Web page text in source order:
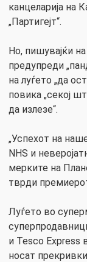
канцеларија на
„Партигејт“.
Но, пишувајќи
предупреди
на луѓето „да
повика „секој
да излезе“.
„Успехот на
NHS и
мерките на
тврди
Луѓето во
и Tesco Express
носат